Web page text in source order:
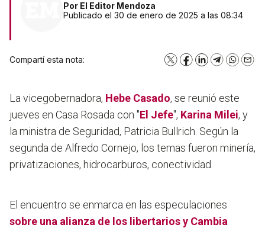
Por El Editor Mendoza
Publicado el 30 de enero de 2025 a las 08:34
Compartí esta nota: X Facebook
LinkedInTelegram
La vicegobernadora, Hebe Casado, se reunió este
jueves en Casa Rosada con "El Jefe", Karina Milei, y
la ministra de Seguridad, Patricia Bullrich. Según la
segunda de Alfredo Cornejo, los temas fueron minería,
privatizaciones, hidrocarburos, conectividad.
El encuentro se enmarca en las especulaciones
sobre una alianza de los libertarios y Cambia